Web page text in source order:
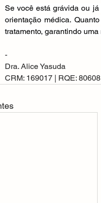
Se você está grávida ou
orientação médica.
tratamento, garantindo
-
Dra. Alice Yasuda
CRM: 169017 | RQE: 80608